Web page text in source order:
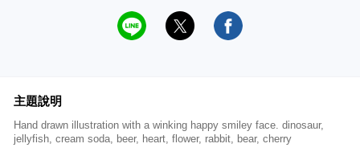
主題說明
Hand drawn illustration with a winking happy smiley face. dinosaur,
jellyfish, cream soda, beer, heart, flower, rabbit, bear, cherry